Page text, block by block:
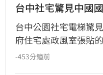
台中社宅驚見中國
台中公園社宅電梯驚
府住宅處政風室張貼
機關」圖示誤植為中
-453分鐘前